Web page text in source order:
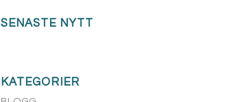
SENASTE NYTT
KATEGORIER